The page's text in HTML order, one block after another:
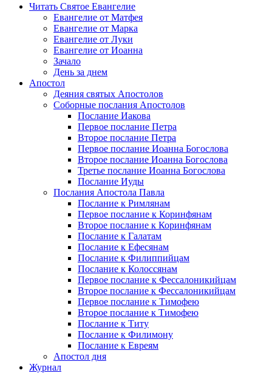
Читать Святое Евангелие
Евангелие от Матфея
Евангелие от Марка
Евангелие от Луки
Евангелие от Иоанна
Зачало
День за днем
Апостол
Деяния святых Апостолов
Соборные послания Апостолов
Послание Иакова
Первое послание Петра
Второе послание Петра
Первое послание Иоанна Богослова
Второе послание Иоанна Богослова
Третье послание Иоанна Богослова
Послание Иуды
Послания Апостола Павла
Послание к Римлянам
Первое послание к Коринфянам
Второе послание к Коринфянам
Послание к Галатам
Послание к Ефесянам
Послание к Филиппийцам
Послание к Колоссянам
Первое послание к Фессалоникийцам
Второе послание к Фессалоникийцам
Первое послание к Тимофею
Второе послание к Тимофею
Послание к Титу
Послание к Филимону
Послание к Евреям
Апостол дня
Журнал